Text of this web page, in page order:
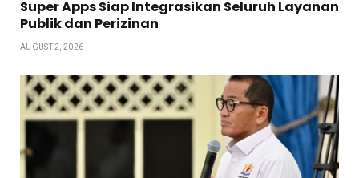
Super Apps Siap Integrasikan Seluruh Layanan
Publik dan Perizinan
AUGUST 2, 2026